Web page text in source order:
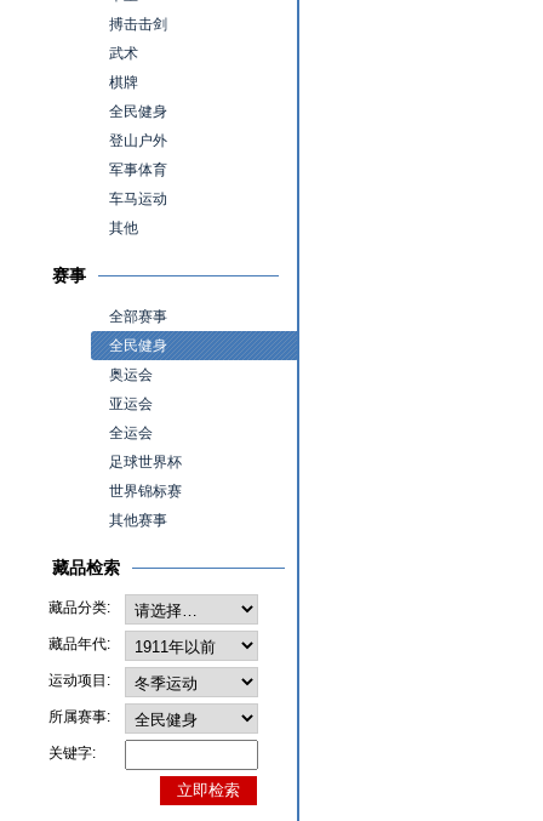
搏击击剑
武术
棋牌
全民健身
登山户外
军事体育
车马运动
其他
赛事
全部赛事
全民健身
奥运会
亚运会
全运会
足球世界杯
世界锦标赛
其他赛事
藏品检索
藏品分类:
藏品年代:
运动项目:
所属赛事:
关键字: